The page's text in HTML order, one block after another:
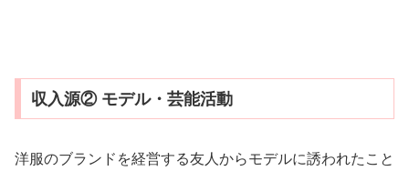
収入源② モデル・芸能活動
洋服のブランドを経営する友人からモデルに誘われたこと